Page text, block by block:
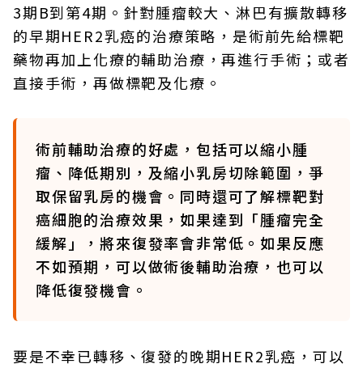
3期B到第4期。針對腫瘤較大、淋巴有擴散轉移
的早期HER2乳癌的治療策略，是術前先給標靶
藥物再加上化療的輔助治療，再進行手術；或者
直接手術，再做標靶及化療。
術前輔助治療的好處，包括可以縮小腫
瘤、降低期別，及縮小乳房切除範圍，爭
取保留乳房的機會。同時還可了解標靶對
癌細胞的治療效果，如果達到「腫瘤完全
緩解」，將來復發率會非常低。如果反應
不如預期，可以做術後輔助治療，也可以
降低復發機會。
要是不幸已轉移、復發的晚期HER2乳癌，可以